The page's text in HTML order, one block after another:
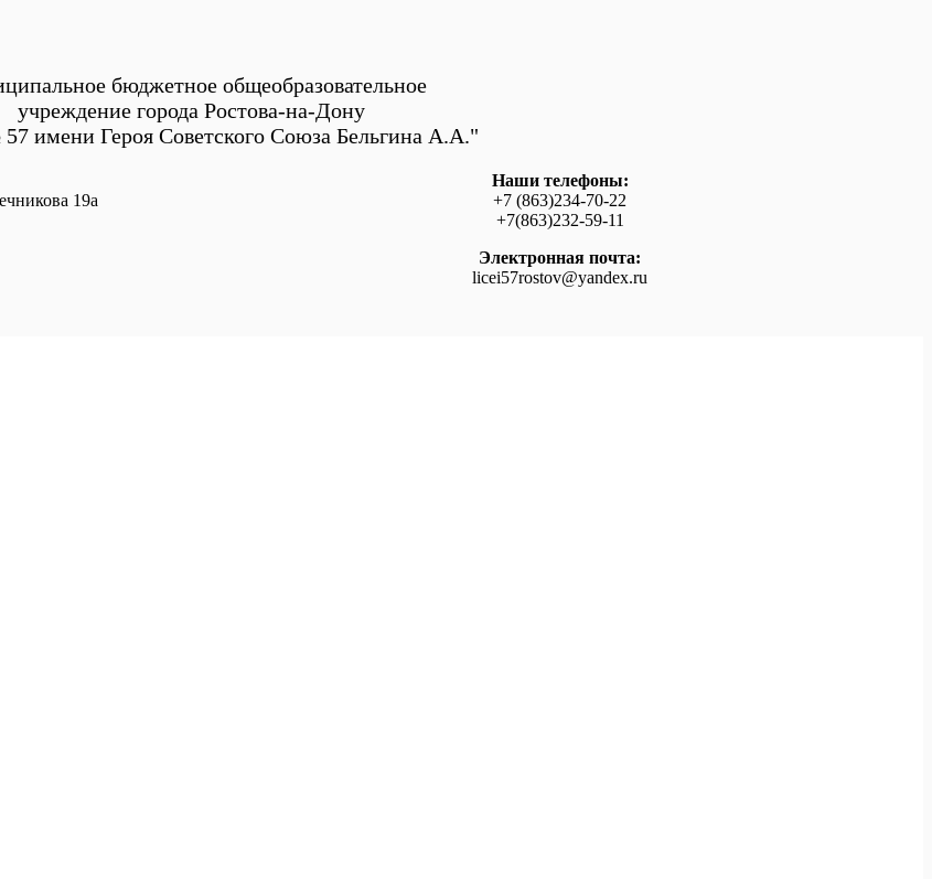
бюджетное общеобразовательное
учреждение города Ростова-на-Дону
имени Героя Советского Союза Бельгина А.А."
19а
Наши телефоны:
+7 (863)234-70-22
+7(863)232-59-11
Электронная почта:
licei57rostov@yandex.ru